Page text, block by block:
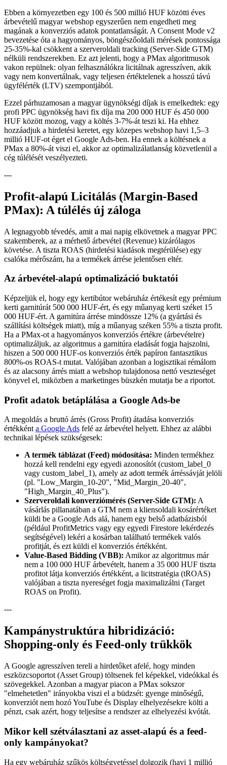
Ebben a környezetben egy 100 és 500 millió HUF közötti éves
árbevételű magyar webshop egyszerűen nem engedheti meg
magának a konverziós adatok pontatlanságát. A Consent Mode v2
bevezetése óta a hagyományos, böngészőoldali mérések pontossága
25-35%-kal csökkent a szerveroldali tracking (Server-Side GTM)
nélküli rendszerekben. Ez azt jelenti, hogy a PMax algoritmusok
vakon repülnek: olyan felhasználókra licitálnak agresszíven, akik
vagy nem konvertálnak, vagy teljesen értéktelenek a hosszú távú
ügyfélérték (LTV) szempontjából.
Ezzel párhuzamosan a magyar ügynökségi díjak is emelkedtek: egy
profi PPC ügynökség havi fix díja ma 200 000 HUF és 450 000
HUF között mozog, vagy a költés 3-7%-át teszi ki. Ha ehhez
hozzáadjuk a hirdetési keretet, egy közepes webshop havi 1,5–3
millió HUF-ot éget el Google Ads-ben. Ha ennek a költésnek a
PMax a 80%-át viszi el, akkor az optimalizálatlanság közvetlenül a
cég túlélését veszélyezteti.
---
Profit-alapú Licitálás (Margin-Based
PMax): A túlélés új záloga
A legnagyobb tévedés, amit a mai napig elkövetnek a magyar PPC
szakemberek, az a mérhető árbevétel (Revenue) kizárólagos
követése. A tiszta ROAS (hirdetési kiadások megtérülése) egy
csalóka mérőszám, ha a termékek árrése jelentősen eltér.
Az árbevétel-alapú optimalizáció buktatói
Képzeljük el, hogy egy kertibútor webáruház értékesít egy prémium
kerti garnitúrát 500 000 HUF-ért, és egy műanyag kerti széket 15
000 HUF-ért. A garnitúra árrése mindössze 12% (a gyártási és
szállítási költségek miatt), míg a műanyag széken 55% a tiszta profit.
Ha a PMax-ot a hagyományos konverziós értékre (árbevételre)
optimalizáljuk, az algoritmus a garnitúra eladását fogja hajszolni,
hiszen a 500 000 HUF-os konverziós érték papíron fantasztikus
800%-os ROAS-t mutat. Valójában azonban a logisztikai rémálom
és az alacsony árrés miatt a webshop tulajdonosa nettó veszteséget
könyvel el, miközben a marketinges büszkén mutatja be a riportot.
Profit adatok betáplálása a Google Ads-be
A megoldás a bruttó árrés (Gross Profit) átadása konverziós
értékként a Google Ads felé az árbevétel helyett. Ehhez az alábbi
technikai lépések szükségesek:
A termék táblázat (Feed) módosítása: Minden termékhez
hozzá kell rendelni egy egyedi azonosítót (custom_label_0
vagy custom_label_1), amely az adott termék árréssávját jelöli
(pl. "Low_Margin_10-20", "Mid_Margin_20-40",
"High_Margin_40_Plus").
Szerveroldali konverziómérés (Server-Side GTM): A
vásárlás pillanatában a GTM nem a kliensoldali kosárértéket
küldi be a Google Ads alá, hanem egy belső adatbázisból
(például ProfitMetrics vagy egy egyedi Firestore lekérdezés
segítségével) lekéri a kosárban található termékek valós
profitját, és ezt küldi el konverziós értékként.
Value-Based Bidding (VBB): Amikor az algoritmus már
nem a 100 000 HUF árbevételt, hanem a 35 000 HUF tiszta
profitot látja konverziós értékként, a licitstratégia (tROAS)
valójában a tiszta nyereséget fogja maximalizálni (Target
ROAS on Profit).
---
Kampánystruktúra hibridizáció:
Shopping-only és Feed-only trükkök
A Google agresszíven tereli a hirdetőket afelé, hogy minden
eszközcsoportot (Asset Group) töltsenek fel képekkel, videókkal és
szövegekkel. Azonban a magyar piacon a PMax sokszor
"elmehetetlen" irányokba viszi el a büdzsét: gyenge minőségű,
konverziót nem hozó YouTube és Display elhelyezésekre költi a
pénzt, csak azért, hogy teljesítse a rendszer az elhelyezési kvótát.
Mikor kell szétválasztani az asset-alapú és a feed-
only kampányokat?
Ha egy webáruház szűkös költségvetéssel dolgozik (havi 1 millió